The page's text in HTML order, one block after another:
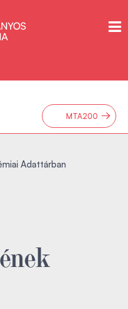
MTA200 →
Adattárban